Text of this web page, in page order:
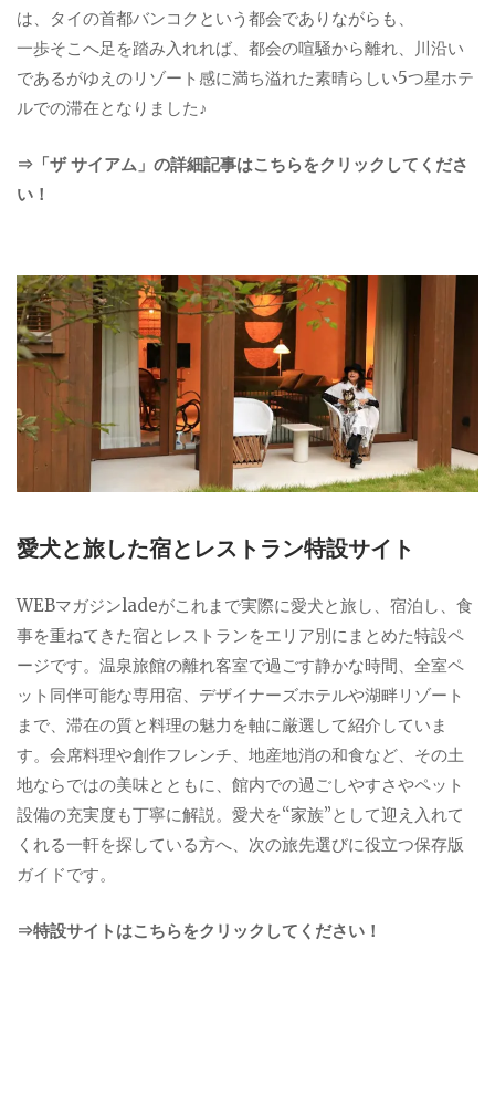
は、タイの首都バンコクという都会でありながらも、
一歩そこへ足を踏み入れれば、都会の喧騒から離れ、川沿い
であるがゆえのリゾート感に満ち溢れた素晴らしい5つ星ホテ
ルでの滞在となりました♪
⇒「ザ サイアム」の詳細記事はこちらをクリックしてくださ
い！
愛犬と旅した宿とレストラン特設サイト
WEBマガジンladeがこれまで実際に愛犬と旅し、宿泊し、食
事を重ねてきた宿とレストランをエリア別にまとめた特設ペ
ージです。温泉旅館の離れ客室で過ごす静かな時間、全室ペ
ット同伴可能な専用宿、デザイナーズホテルや湖畔リゾート
まで、滞在の質と料理の魅力を軸に厳選して紹介していま
す。会席料理や創作フレンチ、地産地消の和食など、その土
地ならではの美味とともに、館内での過ごしやすさやペット
設備の充実度も丁寧に解説。愛犬を“家族”として迎え入れて
くれる一軒を探している方へ、次の旅先選びに役立つ保存版
ガイドです。
⇒特設サイトはこちらをクリックしてください！